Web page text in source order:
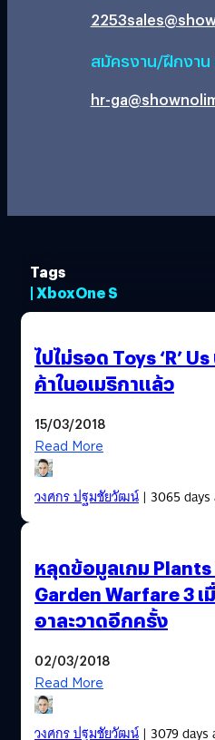
2253
สมัครงาน/ฝึกงาน
hr-
Tags
| XboxOne S
ไปไม่รอด Toys ‘R’
ค้าในอเมริกาแล้ว
15/03/2018
Read More
วงศกร ปฐมชัยวัฒน์| 3065 days
หลุดข้อมูลเกม
Garden Warfare 3
อาละวาดอีกครั้ง
02/03/2018
Read More
วงศกร ปฐมชัยวัฒน์| 3079 days